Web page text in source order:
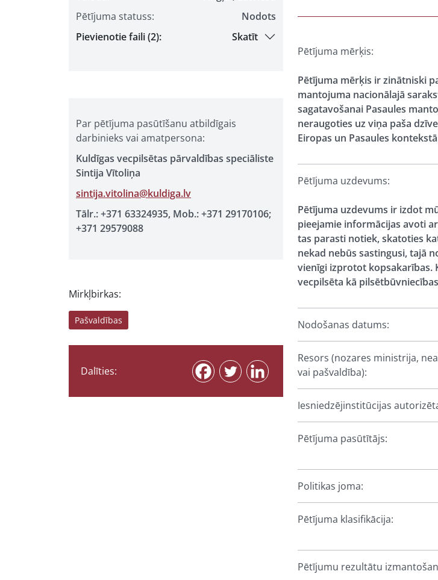
Pētījuma statuss:
Nodots
Pievienotie faili (2):
Skatīt
Par pētījuma pasūtīšanu atbildīgais
darbinieks vai amatpersona:
Kuldīgas vecpilsētas pārvaldības speciāliste
Sintija Vītoliņa
sintija.vitolina@kuldiga.lv
Tālr.: +371 63324935, Mob.: +371 29170106;
+371 29579088
Mirkļbirkas:
Pašvaldības
Dalīties:
Pētījuma mērķis:
Pētījuma mērķis ir zinātniski
mantojuma nacionālajā
sagatavošanai Pasaules
neraugoties uz viņa paša
Eiropas un Pasaules
Pētījuma uzdevums:
Pētījuma uzdevums ir izdot
pieejamie informācijas avoti
tas parasti notiek, skatoties
nekad nebūs sastingusi, tajā
vienīgi izprotot kopsakarības.
vecpilsēta kā
Nodošanas datums:
Resors (nozares ministrija,
vai pašvaldība):
Iesniedzējinstitūcijas
Pētījuma pasūtītājs:
Politikas joma:
Pētījuma klasifikācija:
Pētījumu rezultātu